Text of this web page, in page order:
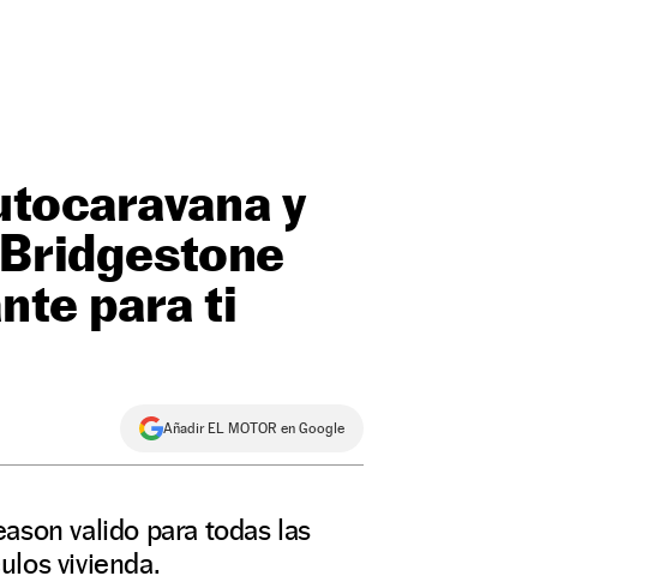
y
para ti
Añadir EL MOTOR en Google
valido para todas las
vivienda.